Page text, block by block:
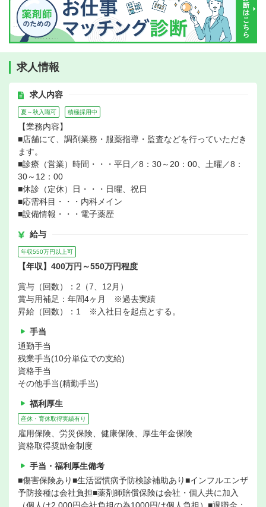
求人情報
求人内容
夏～秋入職可 積極採用中
【業務内容】
■店舗にて、調剤業務・服薬指導・監査などを行っていただき
ます。
■診療（営業）時間・・・平日／8：30～20：00、土曜／8：
30～12：00
■休診（定休）日・・・日曜、祝日
■応需科目・・・内科メイン
■設備情報・・・電子薬歴
給与
年収550万円以上可
【年収】400万円～550万円程度
賞与（回数）：2（7、12月）
賞与用補足：年間4ヶ月 ※過去実績
昇給（回数）：1 ※入社日を起点とする。
手当
通勤手当
残業手当(10分単位での支給)
資格手当
その他手当(精勤手当)
福利厚生
産休・育休取得実績有り
雇用保険、労災保険、健康保険、厚生年金保険
資格取得奨励金制度
手当・福利厚生備考
■傷害保険あり■生活習慣病予防検診補助あり■インフルエンザ
予防接種は会社負担■薬剤師賠償保険は会社・個人共に加入